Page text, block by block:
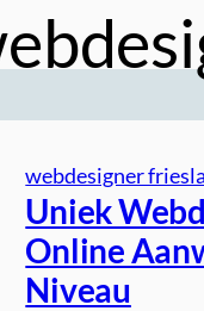
webdesigner
Uniek
Online
Niveau